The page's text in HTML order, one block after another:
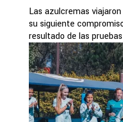
Las azulcremas
su siguiente
resultado de las